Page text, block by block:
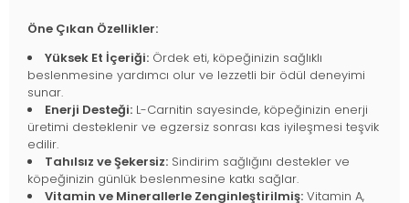
Öne Çıkan Özellikler:
Yüksek Et İçeriği: Ördek eti, köpeğinizin sağlıklı
beslenmesine yardımcı olur ve lezzetli bir ödül deneyimi
sunar.
Enerji Desteği: L-Carnitin sayesinde, köpeğinizin enerji
üretimi desteklenir ve egzersiz sonrası kas iyileşmesi teşvik
edilir.
Tahılsız ve Şekersiz: Sindirim sağlığını destekler ve
köpeğinizin günlük beslenmesine katkı sağlar.
Vitamin ve Minerallerle Zenginleştirilmiş: Vitamin A,